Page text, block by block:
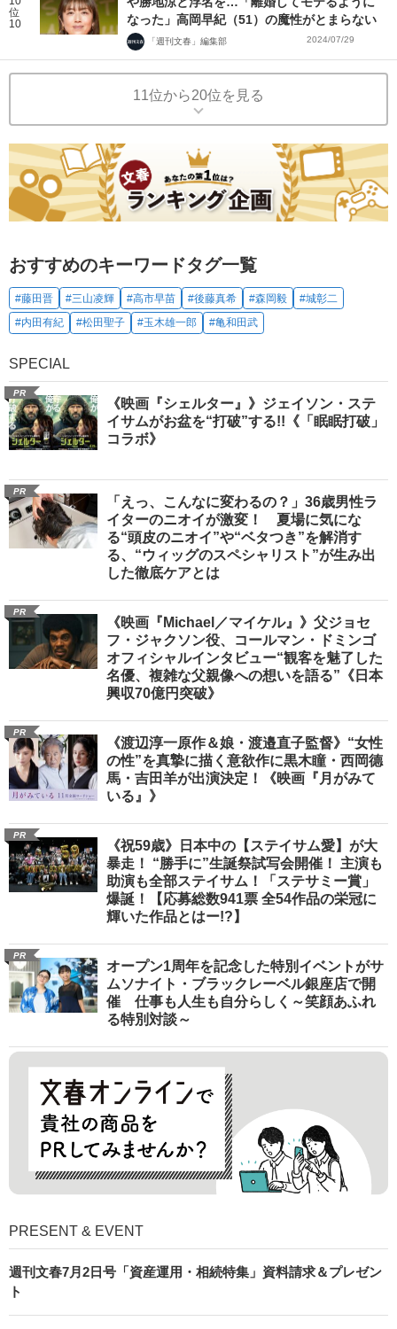
位
10
なった」高岡早紀（51）の魔性がとまらない
「週刊文春」編集部 2024/07/29
11位から20位を見る
おすすめのキーワードタグ一覧
#藤田晋 #三山凌輝 #高市早苗 #後藤真希 #森岡毅
#城彰二
#内田有紀
#松田聖子 #玉木雄一郎 #亀和田武
SPECIAL
PR
《映画『シェルター』》ジェイソン・ステ
イサムがお盆を“打破”する!!《「眠眠打破」
コラボ》
PR
「えっ、こんなに変わるの？」36歳男性ラ
イターのニオイが激変！ 夏場に気にな
る“頭皮のニオイ”や“ベタつき”を解消す
る、“ウィッグのスペシャリスト”が生み出
した徹底ケアとは
PR
《映画『Michael／マイケル』》父ジョセ
フ・ジャクソン役、コールマン・ドミンゴ
オフィシャルインタビュー“観客を魅了した
名優、複雑な父親像への想いを語る”《日本
興収70億円突破》
PR
《渡辺淳一原作＆娘・渡邉直子監督》“女性
の性”を真摯に描く意欲作に黒木瞳・西岡德
馬・吉田羊が出演決定！《映画『月がみて
いる』》
PR
《祝59歳》日本中の【ステイサム愛】が大
暴走！ “勝手に”生誕祭試写会開催！ 主演も
助演も全部ステイサム！「ステサミー賞」
爆誕！【応募総数941票 全54作品の栄冠に
輝いた作品とはー!?】
PR
オープン1周年を記念した特別イベントがサ
ムソナイト・ブラックレーベル銀座店で開
催 仕事も人生も自分らしく～笑顔あふれ
る特別対談～
PRESENT & EVENT
週刊文春7月2日号「資産運用・相続特集」資料請求＆プレゼン
ト